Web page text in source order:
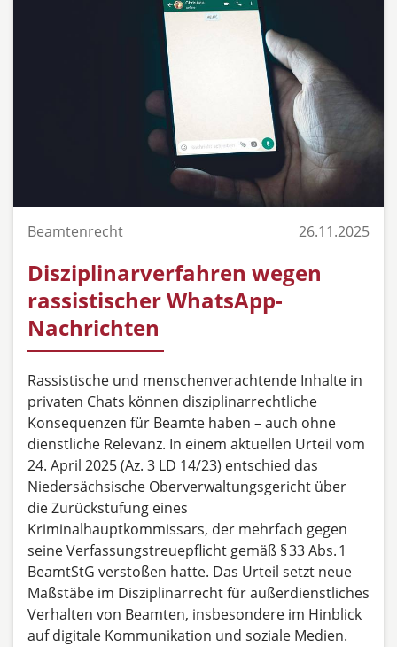
Beamtenrecht 26.11.2025
Disziplinarverfahren wegen
rassistischer WhatsApp-
Nachrichten
Rassistische und menschenverachtende Inhalte in
privaten Chats können disziplinarrechtliche
Konsequenzen für Beamte haben – auch ohne
dienstliche Relevanz. In einem aktuellen Urteil vom
24. April 2025 (Az. 3 LD 14/23) entschied das
Niedersächsische Oberverwaltungsgericht über
die Zurückstufung eines
Kriminalhauptkommissars, der mehrfach gegen
seine Verfassungstreuepflicht gemäß § 33 Abs. 1
BeamtStG verstoßen hatte. Das Urteil setzt neue
Maßstäbe im Disziplinarrecht für außerdienstliches
Verhalten von Beamten, insbesondere im Hinblick
auf digitale Kommunikation und soziale Medien.